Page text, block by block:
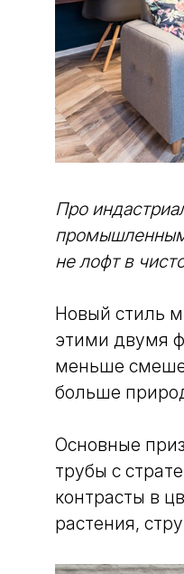
Про
не лофт в
Новый стиль
этими двумя
меньше
больше
Основные
трубы с
контрасты в
растения,